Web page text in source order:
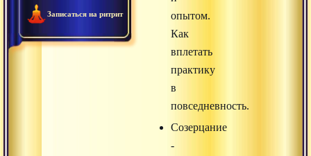
Записаться на ритрит
опытом.
Как
вплетать
практику
в
повседневность.
Созерцание
-